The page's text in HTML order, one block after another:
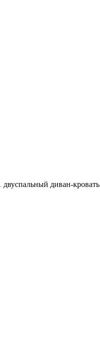
двуспальный диван-кровать